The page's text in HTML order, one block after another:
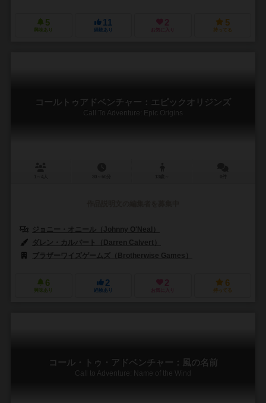
5
興味あり
11
経験あり
2
お気に入り
5
持ってる
コールトゥアドベンチャー：エピックオリジンズ
Call To Adventure: Epic Origins
ジョニー・オニール（Johnny O'Neal）
ダレン・カルバート（Darren Calvert）
ブラザーワイズゲームズ（Brotherwise Games）
6
興味あり
2
経験あり
2
お気に入り
6
持ってる
コール・トゥ・アドベンチャー：風の名前
Call to Adventure: Name of the Wind